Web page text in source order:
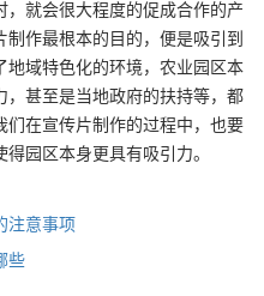
就会很大程度的促成合作的产
作最根本的目的，便是吸引到
地域特色化的环境，农业园区本
，甚至是当地政府的扶持等，都
们在宣传片制作的过程中，也要
园区本身更具有吸引力。
注意事项
些